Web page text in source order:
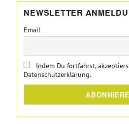
NEWSLETTER
Email
Indem Du fortfährst,
Datenschutzerklärung.